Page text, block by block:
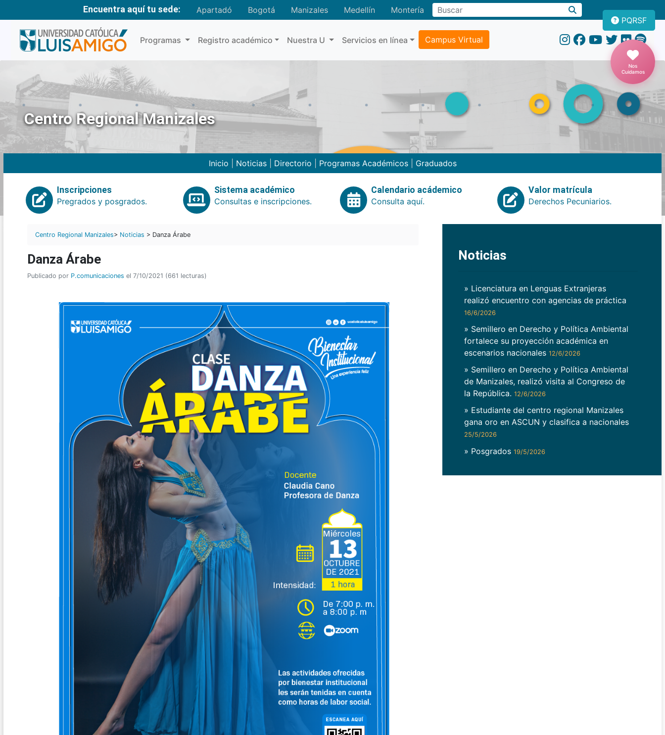
Encuentra aquí tu sede: Apartadó Bogotá Manizales Medellín Montería
Programas Registro académico Nuestra U Servicios en línea Campus Virtual
PQRSF
Nos
Cuidamos
Centro Regional Manizales
Inicio Noticias| Directorio Programas Académicos| Graduados
Inscripciones
Pregrados y posgrados.
Sistema académico
Consultas e inscripciones.
Calendario acádemico
Consulta aquí.
Valor matrícula
Derechos Pecuniarios.
Centro Regional Manizales> Noticias > Danza Árabe
Danza Árabe
Publicado por P.comunicaciones el 7/10/2021 (661 lecturas)
Noticias
» Licenciatura en Lenguas Extranjeras
realizó encuentro con agencias de práctica
16/6/2026
» Semillero en Derecho y Política Ambiental
fortalece su proyección académica en
escenarios nacionales 12/6/2026
» Semillero en Derecho y Política Ambiental
de Manizales, realizó visita al Congreso de
la República. 12/6/2026
» Estudiante del centro regional Manizales
gana oro en ASCUN y clasifica a nacionales
25/5/2026
» Posgrados 19/5/2026